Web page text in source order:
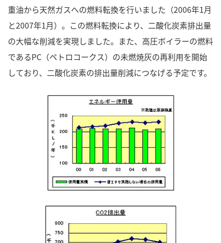
重油から天然ガスへの燃料転換を行いました（2006年1月
と2007年1月）。この燃料転換により、二酸化炭素排出量
の大幅な削減を実現しました。また、高圧ボイラーの燃料
であるPC（ペトロコークス）の未燃焼灰の再利用を開始
しており、二酸化炭素の排出量削減につなげる予定です。